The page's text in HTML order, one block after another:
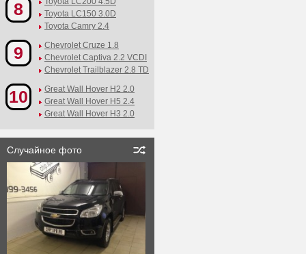
8
Toyota LC150 3.0D
Toyota Camry 2.4
9
Chevrolet Cruze 1.8
Chevrolet Captiva 2.2 VCDI
Chevrolet Trailblazer 2.8 TD
10
Great Wall Hover H2 2.0
Great Wall Hover H5 2.4
Great Wall Hover H3 2.0
Случайное фото